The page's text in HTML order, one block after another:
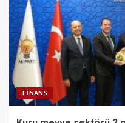
FINANS